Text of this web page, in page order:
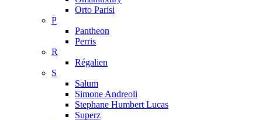
Orto Parisi
P
Pantheon
Perris
R
Régalien
S
Salum
Simone Andreoli
Stephane Humbert Lucas
Superz